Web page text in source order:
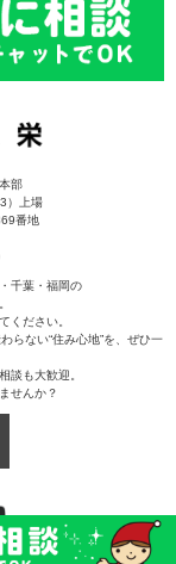
部
）上場
番地
千葉・福岡の
ください。
らない“住み心地”を、ぜひ一
談も大歓迎。
せんか？